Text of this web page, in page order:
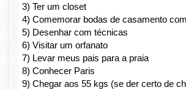
3) Ter um closet
4) Comemorar bodas de casamento
5) Desenhar com técnicas
6) Visitar um orfanato
7) Levar meus pais para a praia
8) Conhecer Paris
9) Chegar aos 55 kgs (se der certo de